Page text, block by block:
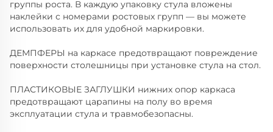
группы роста. В каждую упаковку стула вложены
наклейки с номерами ростовых групп — вы можете
использовать их для удобной маркировки.
ДЕМПФЕРЫ на каркасе предотвращают повреждение
поверхности столешницы при установке стула на стол.
ПЛАСТИКОВЫЕ ЗАГЛУШКИ нижних опор каркаса
предотвращают царапины на полу во время
эксплуатации стула и травмобезопасны.